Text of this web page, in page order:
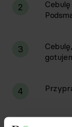
2
3
4
W